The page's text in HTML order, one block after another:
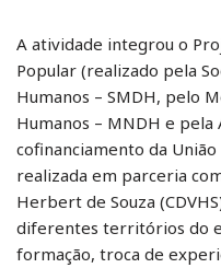
A atividade integrou o
Popular (realizado pela
Humanos – SMDH, pelo
Humanos – MNDH e pela
cofinanciamento da
realizada em parceria
Herbert de Souza
diferentes territórios do
formação, troca de